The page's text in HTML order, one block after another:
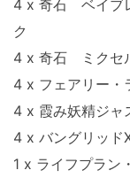
4 x 奇石 ベイブ
ク
4 x 奇石 ミクセ
4 x フェアリー・
4 x 霞み妖精ジャ
4 x バングリッド
1 x ライフプラン